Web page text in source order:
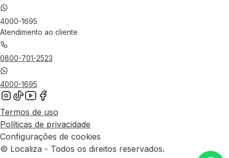
4000-1695
Atendimento ao cliente
0800-701-2523
4000-1695
Termos de uso
Políticas de privacidade
Configurações de cookies
© Localiza - Todos os direitos reservados.